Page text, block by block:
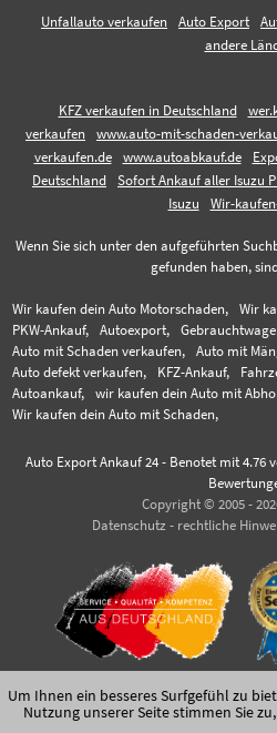
Unfallauto verkaufen Auto Export
andere
KFZ verkaufen in Deutschland
verkaufen
www.auto-mit-schaden-
verkaufen.de
www.autoabkauf.de
Deutschland
Sofort Ankauf aller Isuzu
Isuzu
Wir-
Wenn Sie sich unter den aufgeführten
gefunden haben,
Wir kaufen dein Auto Motorschaden,
Wir
PKW-Ankauf,
Autoexport,
Auto mit Schaden verkaufen,
Auto mit
Auto defekt verkaufen,
KFZ-Ankauf,
Autoankauf,
wir kaufen dein Auto mit
Wir kaufen dein Auto mit Schaden,
Auto Export Ankauf 24- Benotet mit 4.76
Copyright © 2005 -
Datenschutz - rechtliche
Um Ihnen ein besseres Surfgefühl zu
Nutzung unserer Seite stimmen Sie zu,